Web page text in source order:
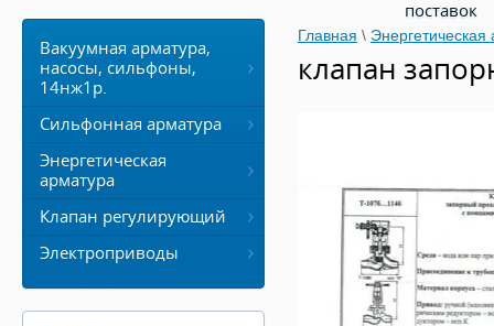
поставок
Главная \ Энергетическая
клапан
Вакуумная арматура,
насосы, сильфоны,
14нж1р.
Сильфонная арматура
Энергетическая
арматура
Клапан регулирующий
Электроприводы